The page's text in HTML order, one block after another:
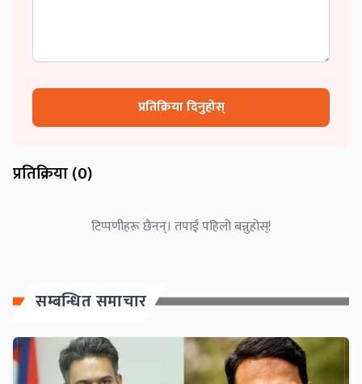
प्रतिक्रिया दिनुहोस्
प्रतिक्रिया (0)
टिप्पणीहरू छैनन्। तपाईं पहिलो बन्नुहोस्!
सम्बन्धित समाचार